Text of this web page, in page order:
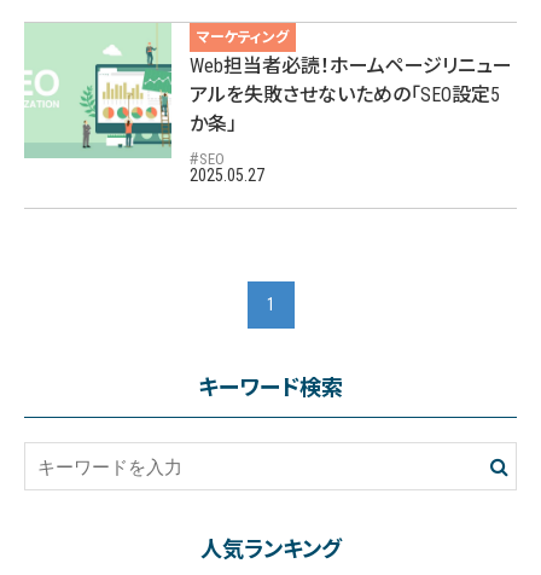
マーケティング
Web担当者必読！ホームページリニュー
アルを失敗させないための「SEO設定5
か条」
SEO
2025.05.27
1
キーワード検索
人気ランキング